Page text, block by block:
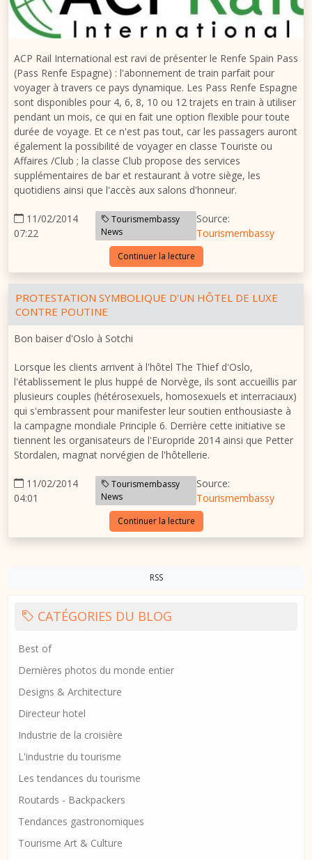
ACP Rail International est ravi de présenter le Renfe Spain Pass
(Pass Renfe Espagne) : l'abonnement de train parfait pour
voyager à travers ce pays dynamique. Les Pass Renfe Espagne
sont disponibles pour 4, 6, 8, 10 ou 12 trajets en train à utiliser
pendant un mois, ce qui en fait une option flexible pour toute
durée de voyage. Et ce n'est pas tout, car les passagers auront
également la possibilité de voyager en classe Touriste ou
Affaires /Club ; la classe Club propose des services
supplémentaires de bar et restaurant à votre siège, les
quotidiens ainsi que l'accès aux salons d'honneur.
11/02/2014
07:22
Tourismembassy
News
Source:
Tourismembassy
Continuer la lecture
PROTESTATION SYMBOLIQUE D'UN HÔTEL DE LUXE
CONTRE POUTINE
Bon baiser d'Oslo à Sotchi
Lorsque les clients arrivent à l'hôtel The Thief d'Oslo,
l'établissement le plus huppé de Norvège, ils sont accueillis par
plusieurs couples (hétérosexuels, homosexuels et interraciaux)
qui s'embrassent pour manifester leur soutien enthousiaste à
la campagne mondiale Principle 6. Derrière cette initiative se
tiennent les organisateurs de l'Europride 2014 ainsi que Petter
Stordalen, magnat norvégien de l'hôtellerie.
11/02/2014
04:01
Tourismembassy
News
Source:
Tourismembassy
Continuer la lecture
RSS
CATÉGORIES DU BLOG
Best of
Dernières photos du monde entier
Designs & Architecture
Directeur hotel
Industrie de la croisière
L'industrie du tourisme
Les tendances du tourisme
Routards - Backpackers
Tendances gastronomiques
Tourisme Art & Culture